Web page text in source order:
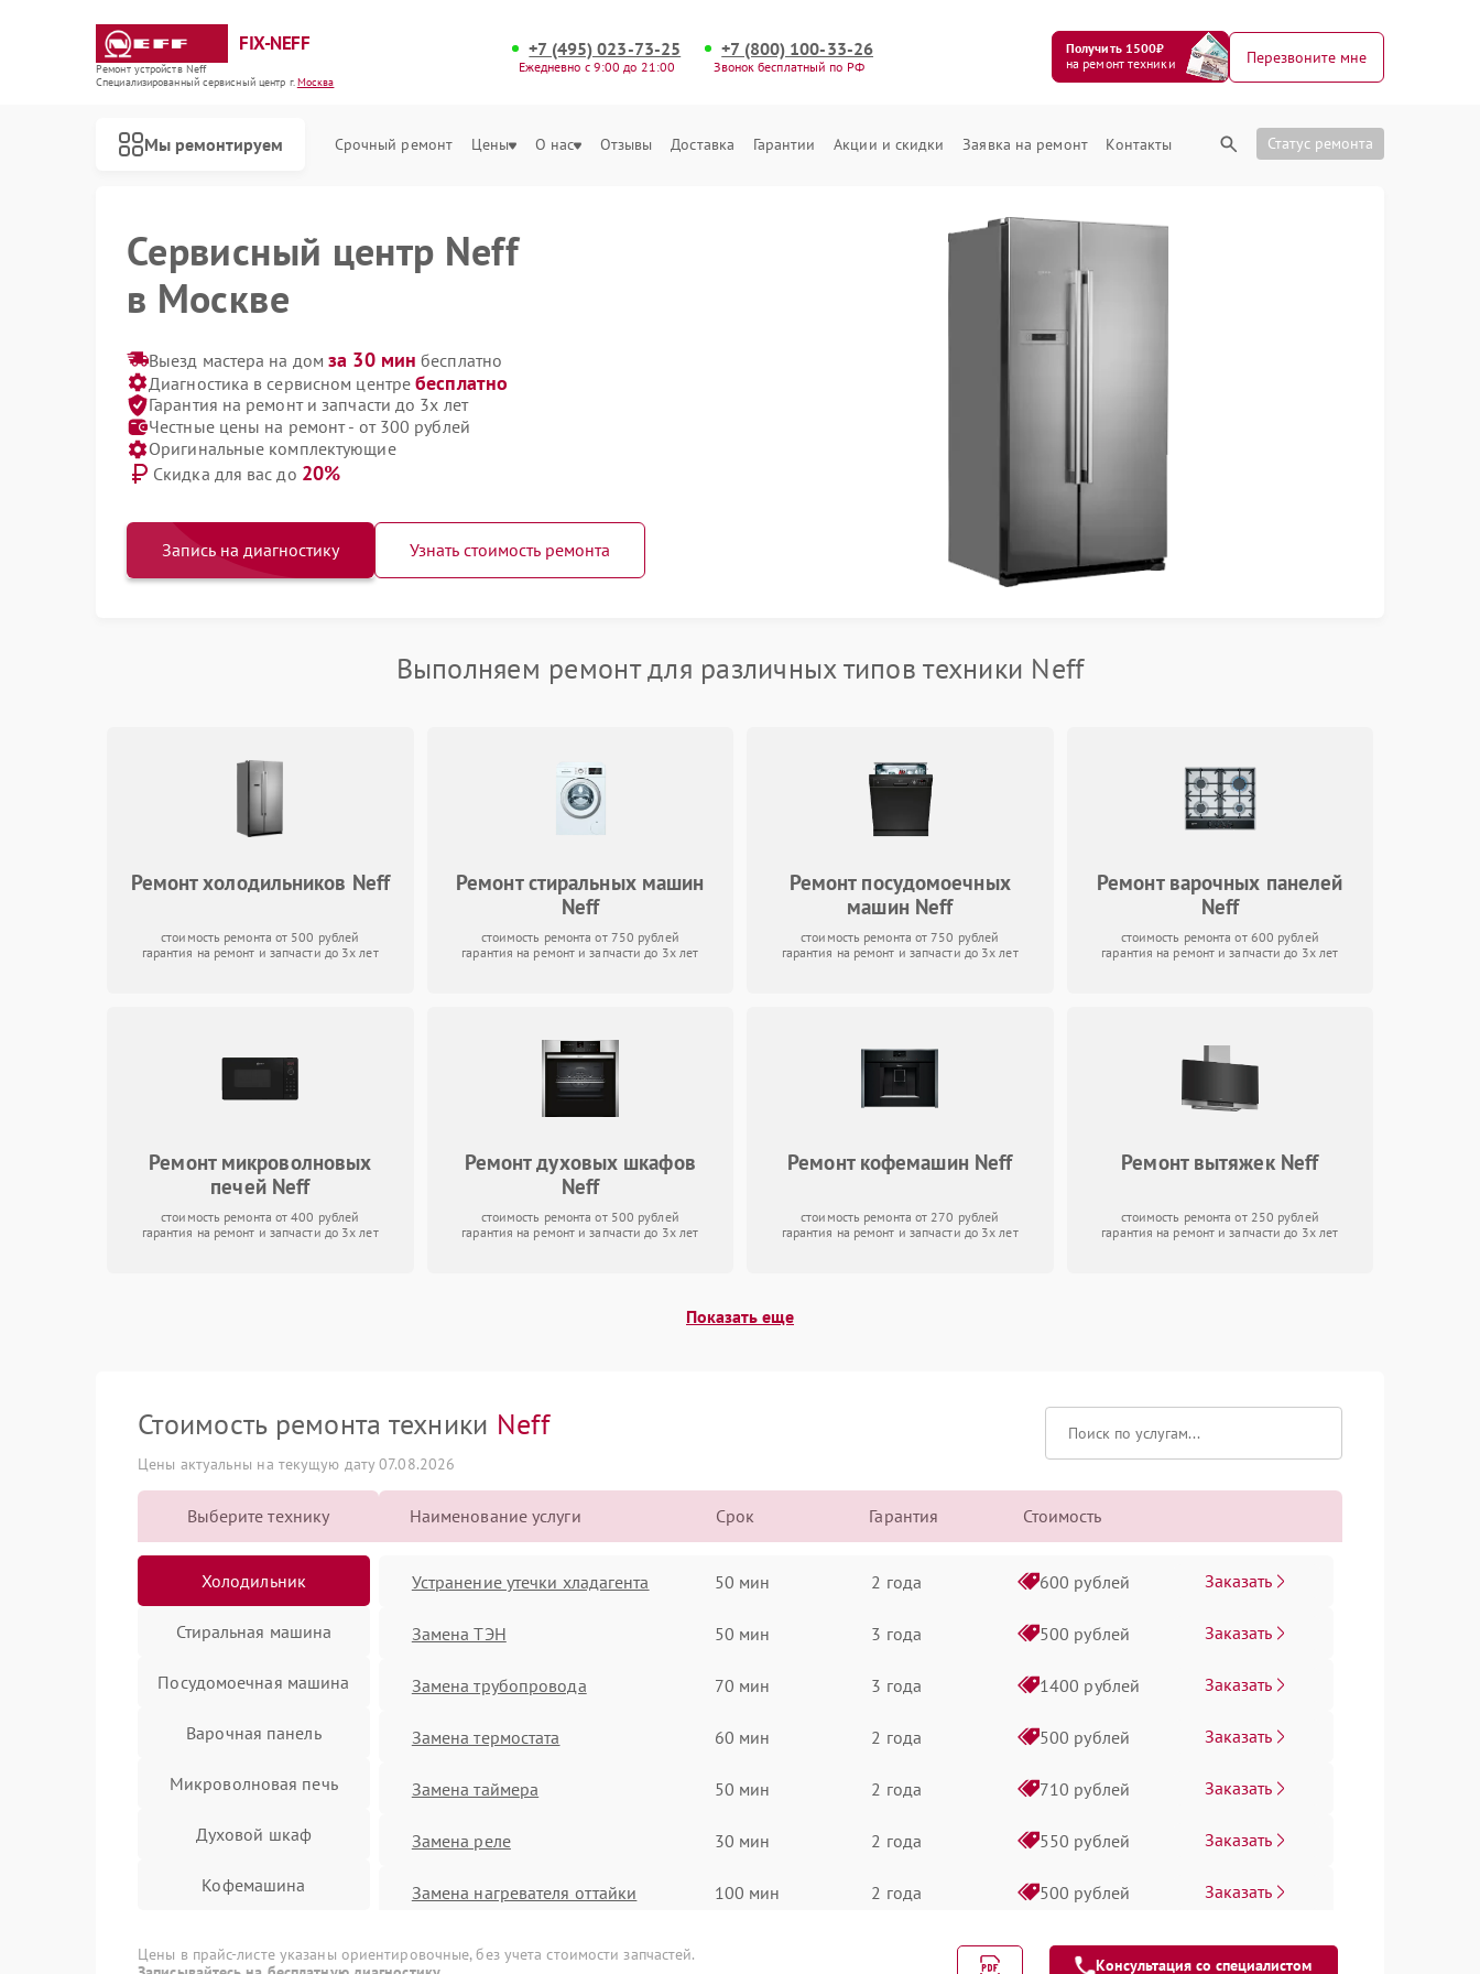
FIX-NEFF
Ремонт устройств Neff
Специализированный cервисный центр г.Москва
+7 (495) 023-73-25
Ежедневно с 9:00 до 21:00
+7 (800) 100-33-26
Звонок бесплатный по РФ
Получить 1500₽
на ремонт техники
Перезвоните мне
Мы ремонтируем Срочный ремонт Цены О нас Отзывы Доставка Гарантии Акции и скидки Заявка на ремонт Контакты Статус ремонта
Сервисный центр Neff
в Москве
Выезд мастера на домза 30 мин бесплатно
Диагностика в сервисном центребесплатно
Гарантия на ремонт и запчасти до 3х лет
Честные цены на ремонт - от 300 рублей
Оригинальные комплектующие
Скидка для вас до 20%
Запись на диагностику Узнать стоимость ремонта
Выполняем ремонт для различных типов техники Neff
Ремонт холодильников Neff
стоимость ремонта от 500 рублей
гарантия на ремонт и запчасти до 3х лет
Ремонт стиральных машин
Neff
стоимость ремонта от 750 рублей
гарантия на ремонт и запчасти до 3х лет
Ремонт посудомоечных
машин Neff
стоимость ремонта от 750 рублей
гарантия на ремонт и запчасти до 3х лет
Ремонт варочных панелей
Neff
стоимость ремонта от 600 рублей
гарантия на ремонт и запчасти до 3х лет
Ремонт микроволновых
печей Neff
стоимость ремонта от 400 рублей
гарантия на ремонт и запчасти до 3х лет
Ремонт духовых шкафов
Neff
стоимость ремонта от 500 рублей
гарантия на ремонт и запчасти до 3х лет
Ремонт кофемашин Neff
стоимость ремонта от 270 рублей
гарантия на ремонт и запчасти до 3х лет
Ремонт вытяжек Neff
стоимость ремонта от 250 рублей
гарантия на ремонт и запчасти до 3х лет
Показать еще
Стоимость ремонта техники Neff
Цены актуальны на текущую дату 07.08.2026
Выберите технику
Холодильник
Стиральная машина
Посудомоечная машина
Варочная панель
Микроволновая печь
Духовой шкаф
Кофемашина
Наименование услуги Срок Гарантия Стоимость
Устранение утечки хладагента 50 мин 2 года 600 рублей Заказать
Замена ТЭН 50 мин 3 года 500 рублей Заказать
Замена трубопровода 70 мин 3 года 1400 рублей Заказать
Замена термостата 60 мин 2 года 500 рублей Заказать
Замена таймера 50 мин 2 года 710 рублей Заказать
Замена реле 30 мин 2 года 550 рублей Заказать
Замена нагревателя оттайки 100 мин 2 года 500 рублей Заказать
Замена фильтра осушителя 500 рублей Заказать
Цены в прайс-листе указаны ориентировочные, без учета стоимости запчастей.
Консультация со специалистом